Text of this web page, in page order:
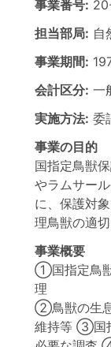
事業番号:
担当部局: 自
事業期間:
会計区分: 一
実施方法: 委
事業の目的
国指定鳥獣
やラムサー
に、保護対
理鳥獣の適
事業概要
①国指定鳥
理
②鳥獣の生息
維持等 ③国